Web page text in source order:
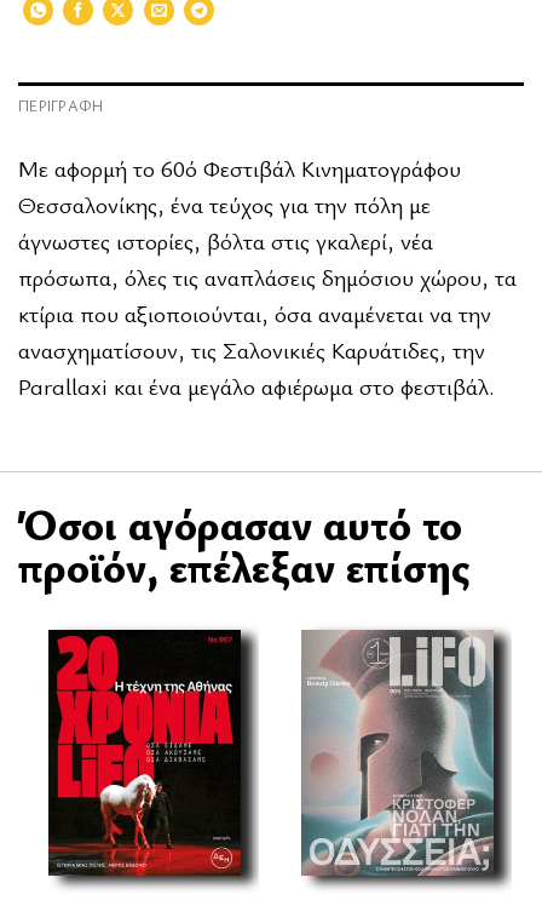
ΠΕΡΙΓΡΑΦΉ
Με αφορμή το 60ό Φεστιβάλ Κινηματογράφου
Θεσσαλονίκης, ένα τεύχος για την πόλη με
άγνωστες ιστορίες, βόλτα στις γκαλερί, νέα
πρόσωπα, όλες τις αναπλάσεις δημόσιου χώρου, τα
κτίρια που αξιοποιούνται, όσα αναμένεται να την
ανασχηματίσουν, τις Σαλονικιές Καρυάτιδες, την
Parallaxi και ένα μεγάλο αφιέρωμα στο φεστιβάλ.
Όσοι αγόρασαν αυτό το
προϊόν, επέλεξαν επίσης